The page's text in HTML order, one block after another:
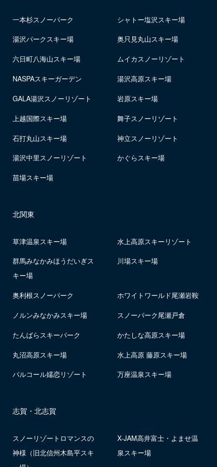
一本杉スノーパーク シャトー塩沢スキー場
湯沢パークスキー場 奥只見丸山スキー場
六日町八海山スキー場 ムイカスノーリゾート
NASPAスキーガーデン 湯沢高原スキー場
GALA湯沢スノーリゾート 岩原スキー場
上越国際スキー場 舞子スノーリゾート
石打丸山スキー場 神立スノーリゾート
湯沢中里スノーリゾート かぐらスキー場
苗場スキー場
北関東
草津温泉スキー場 水上高原スキーリゾート
群馬みなかみほうだいぎス
キー場
川場スキー場
奥利根スノーパーク ホワイトワールド尾瀬岩鞍
ノルンみなかみスキー場 スノーパーク尾瀬戸倉
たんばらスキーパーク かたしな高原スキー場
丸沼高原スキー場 水上高原 藤原スキー場
パルコール嬬恋リゾート 万座温泉スキー場
志賀・北志賀
スノーリゾートロマンスの
神様（旧北信州木島平スキ
X-JAM高井富士・よませ温
泉スキー場